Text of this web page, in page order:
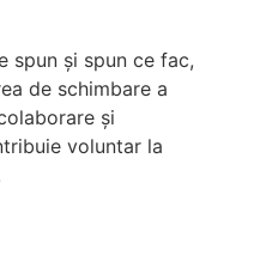
spun și spun ce fac,
de schimbare a
și
voluntar la